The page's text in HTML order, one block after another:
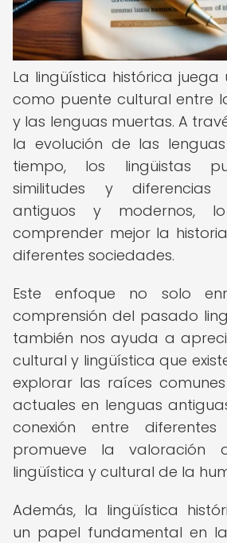
La lingüística histórica
como puente cultural entre
y las lenguas muertas. A
la evolución de las
tiempo, los lingüistas
similitudes y diferencias
antiguos y modernos,
comprender mejor la
diferentes sociedades.
Este enfoque no solo
comprensión del pasado
también nos ayuda a
cultural y lingüística que
explorar las raíces
actuales en lenguas
conexión entre
promueve la valoración
lingüística y cultural de la
Además, la lingüística
un papel fundamental en